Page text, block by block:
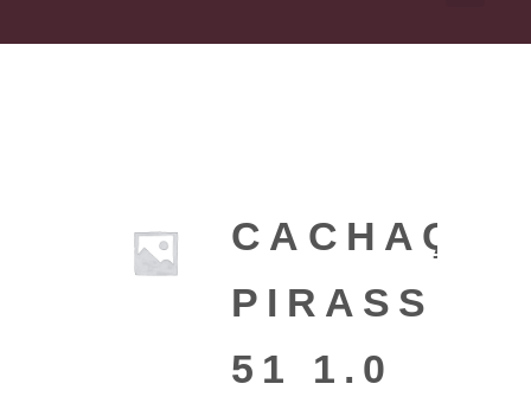
CACHAÇA
51 1.0